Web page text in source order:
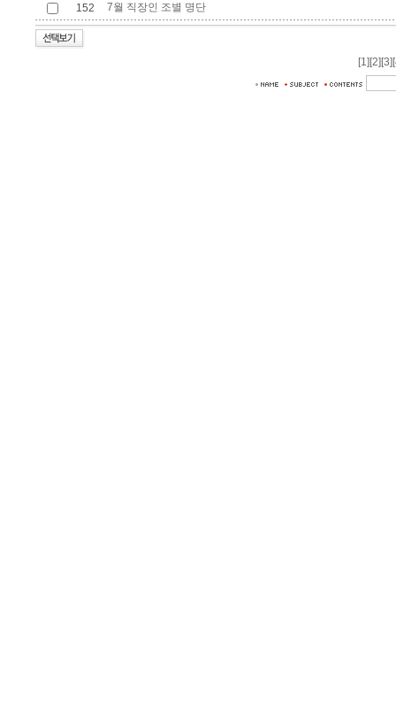
152 7월 직장인 조별 명단
[1] [2] [3]